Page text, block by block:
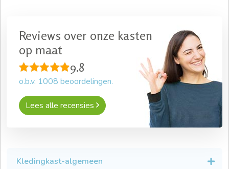
Reviews over onze kasten
op maat
9.8
o.b.v. 1008 beoordelingen.
Lees alle recensies
Kledingkast-algemeen